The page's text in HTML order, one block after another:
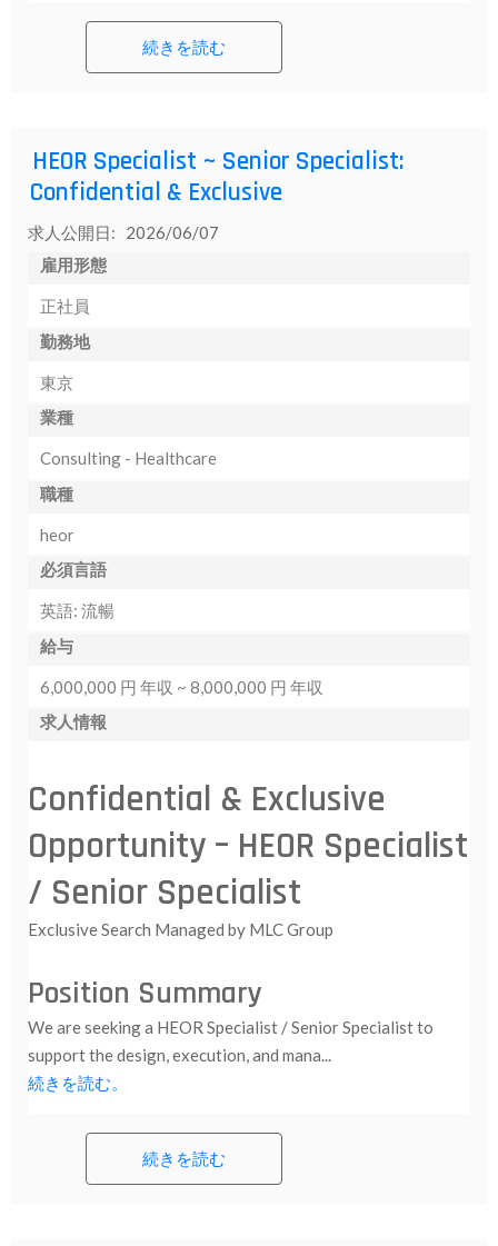
続きを読む
HEOR Specialist ~ Senior Specialist:
Confidential & Exclusive
求人公開日: 2026/06/07
雇用形態
正社員
勤務地
東京
業種
Consulting - Healthcare
職種
heor
必須言語
英語: 流暢
給与
6,000,000 円 年収 ~ 8,000,000 円 年収
求人情報
Confidential & Exclusive
Opportunity – HEOR Specialist
/ Senior Specialist
Exclusive Search Managed by MLC Group
Position Summary
We are seeking a HEOR Specialist / Senior Specialist to
support the design, execution, and mana...
続きを読む。
続きを読む